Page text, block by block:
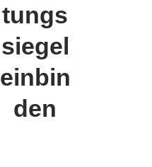
tungs
siegel
einbin
den